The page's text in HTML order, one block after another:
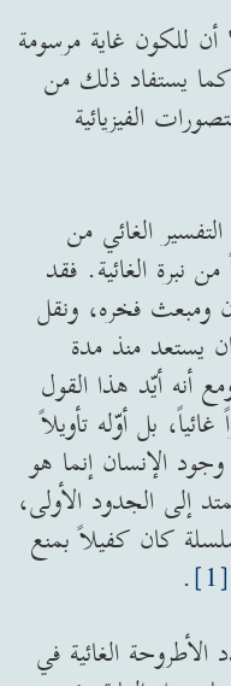
للكون غاية مرسومة
كما يستفاد ذلك من
الفيزيائية
الغائي من
نبرة الغائية. فقد
ومبعث فخره، ونقل
يستعد منذ مدة
أنه أيّد هذا القول
بل أوّله تأويلاً
الإنسان إنما هو
إلى الجدود الأولى،
كان كفيلاً بمنع
[1]
.
الغائية في